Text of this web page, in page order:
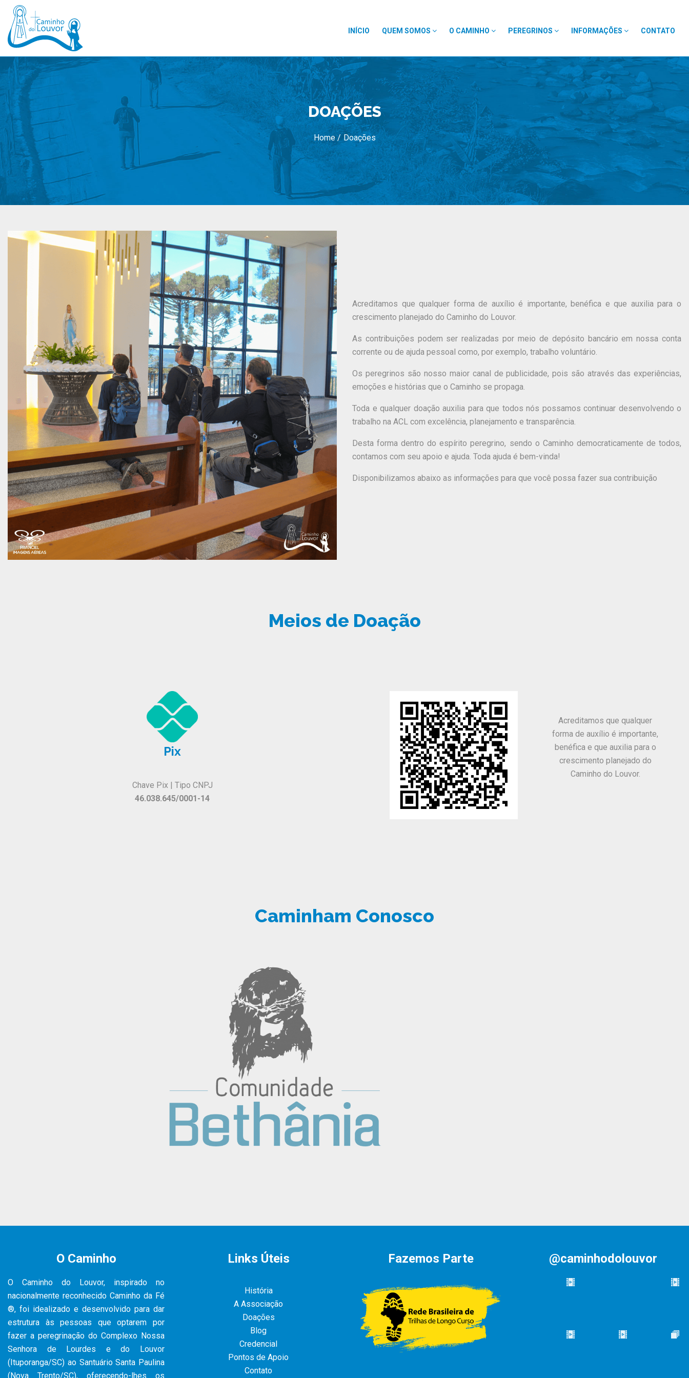
INÍCIO QUEM SOMOS O CAMINHO PEREGRINOS INFORMAÇÕES CONTATO
DOAÇÕES
Home / Doações
Acreditamos que qualquer forma de auxílio é importante, benéfica e que auxilia para o
crescimento planejado do Caminho do Louvor.
As contribuições podem ser realizadas por meio de depósito bancário em nossa conta
corrente ou de ajuda pessoal como, por exemplo, trabalho voluntário.
Os peregrinos são nosso maior canal de publicidade, pois são através das experiências,
emoções e histórias que o Caminho se propaga.
Toda e qualquer doação auxilia para que todos nós possamos continuar desenvolvendo o
trabalho na ACL com excelência, planejamento e transparência.
Desta forma dentro do espírito peregrino, sendo o Caminho democraticamente de todos,
contamos com seu apoio e ajuda. Toda ajuda é bem-vinda!
Disponibilizamos abaixo as informações para que você possa fazer sua contribuição
Meios de Doação
Pix
Chave Pix | Tipo CNPJ
46.038.645/0001-14
Acreditamos que qualquer
forma de auxílio é importante,
benéfica e que auxilia para o
crescimento planejado do
Caminho do Louvor.
Caminham Conosco
O Caminho
O Caminho do Louvor, inspirado no
nacionalmente reconhecido Caminho da Fé
®, foi idealizado e desenvolvido para dar
estrutura às pessoas que optarem por
fazer a peregrinação do Complexo Nossa
Senhora de Lourdes e do Louvor
(Ituporanga/SC) ao Santuário Santa Paulina
(Nova Trento/SC), oferecendo-lhes os
Links Úteis
História
A Associação
Doações
Blog
Credencial
Pontos de Apoio
Contato
Fazemos Parte @caminhodolouvor